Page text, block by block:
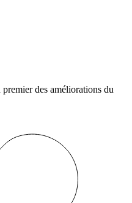
des améliorations du